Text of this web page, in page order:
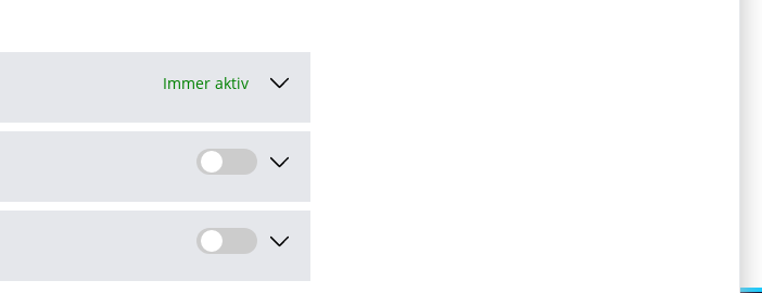
Immer aktiv
Job-Agent aktivieren
Mit dem Klick auf "Job-Agent aktivieren" stimme ich den